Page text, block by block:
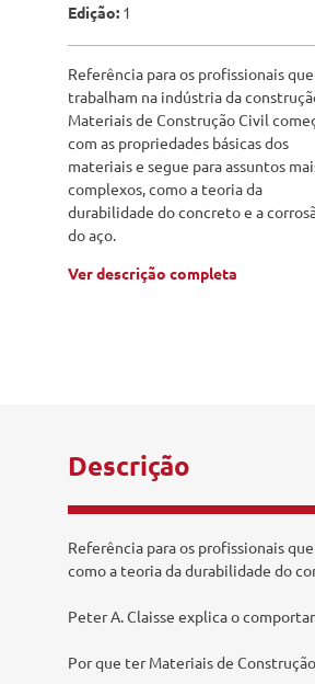
Engenharia Metalúrgica
Entretenimento e Cultura
Exatas e Energia
Geociências
Geotecnologias
Literatura
Recursos Hídricos
Tecnologia e Inovação
Edição: 1
Referência para os profissionais que
trabalham na indústria da
Materiais de Construção Civil
com as propriedades básicas dos
materiais e segue para assuntos
complexos, como a teoria da
durabilidade do concreto e a
do aço.
Ver descrição completa
Descrição
Referência para os profissionais
como a teoria da durabilidade do
Peter A. Claisse explica o
Por que ter Materiais de